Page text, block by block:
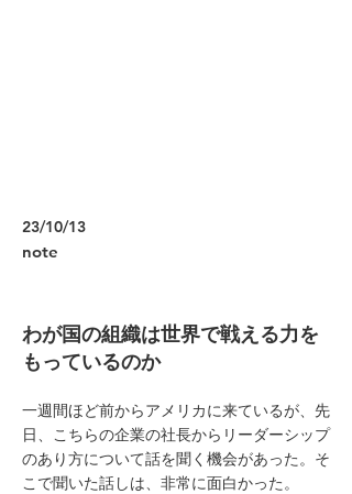
23/10/13
note
わが国の組織は世界で戦える力を
もっているのか
一週間ほど前からアメリカに来ているが、先
日、こちらの企業の社長からリーダーシップ
のあり方について話を聞く機会があった。そ
こで聞いた話しは、非常に面白かった。